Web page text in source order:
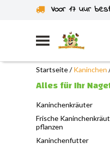
Voor 17 uur
Startseite/Kaninchen
Alles für Ihr
Kaninchenkräuter
Frische
pflanzen
Kaninchenfutter